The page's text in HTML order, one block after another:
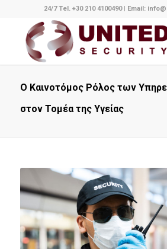
24/7 Tel. +30 210 4100490 | Email:
Ο Καινοτόμος Ρόλος των
στον Τομέα της Υγείας